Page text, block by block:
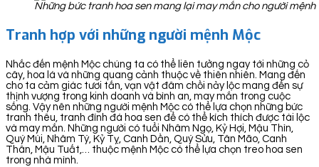
Những bức tranh hoa sen mang lại may mắn cho người mệnh
Tranh hợp với những người mệnh Mộc
Nhắc đến mệnh Mộc chúng ta có thể liên tưởng ngay tới những cỏ
cây, hoa lá và những quang cảnh thuộc về thiên nhiên. Mang đến
cho ta cảm giác tươi tắn, vạn vật đâm chồi nảy lộc mang đến sự
thịnh vượng trong kinh doanh và bình an, may mắn trong cuộc
sống. Vậy nên những người mệnh Mộc có thể lựa chọn những bức
tranh thêu, tranh đính đá hoa sen để có thể kích thích được tài lộc
và may mắn. Những người có tuổi Nhâm Ngọ, Kỷ Hợi, Mậu Thìn,
Quý Mùi, Nhâm Tý, Kỷ Tỵ, Canh Dần, Quý Sửu, Tân Mão, Canh
Thân, Mậu Tuất,… thuộc mệnh Mộc có thể lựa chọn treo hoa sen
trong nhà mình.